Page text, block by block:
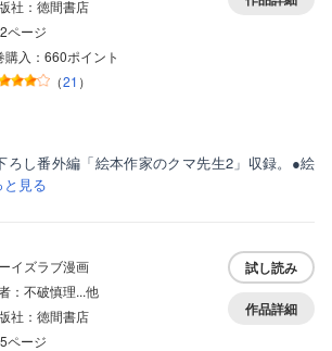
社：徳間書店
ページ
購入：660ポイント
（21 ）
ろし番外編「絵本作家のクマ先生2」収録。●絵
と見る
イズラブ漫画
：不破慎理...他
社：徳間書店
ページ
試し読み
作品詳細